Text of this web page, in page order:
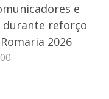
e
reforço
2026